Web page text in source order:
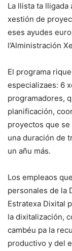
La llista ta
xestión de
eses ayudes
l’Alministración
El programa
especializaes: 6
programadores,
planificación,
proyectos que
una duración de
un añu más.
Los empleaos
personales de la
Estratexa Dixital
la dixitalización,
cambéu pa la
productivo y del